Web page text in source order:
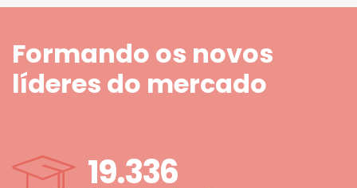
Formando os novos
líderes do mercado
19.336